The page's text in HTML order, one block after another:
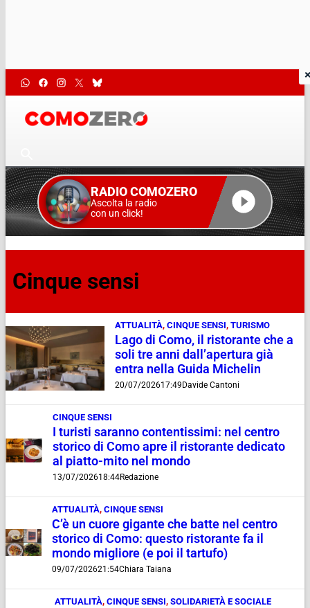
RADIO COMOZERO
Ascolta la radio
con un click!
Cinque sensi
ATTUALITÀ, CINQUE SENSI, TURISMO
Lago di Como, il ristorante che a
soli tre anni dall’apertura già
entra nella Guida Michelin
20/07/202617:49Davide Cantoni
CINQUE SENSI
I turisti saranno contentissimi: nel centro
storico di Como apre il ristorante dedicato
al piatto-mito nel mondo
13/07/202618:44Redazione
ATTUALITÀ, CINQUE SENSI
C’è un cuore gigante che batte nel centro
storico di Como: questo ristorante fa il
mondo migliore (e poi il tartufo)
09/07/202621:54Chiara Taiana
ATTUALITÀ,CINQUE SENSI,SOLIDARIETÀ E SOCIALE